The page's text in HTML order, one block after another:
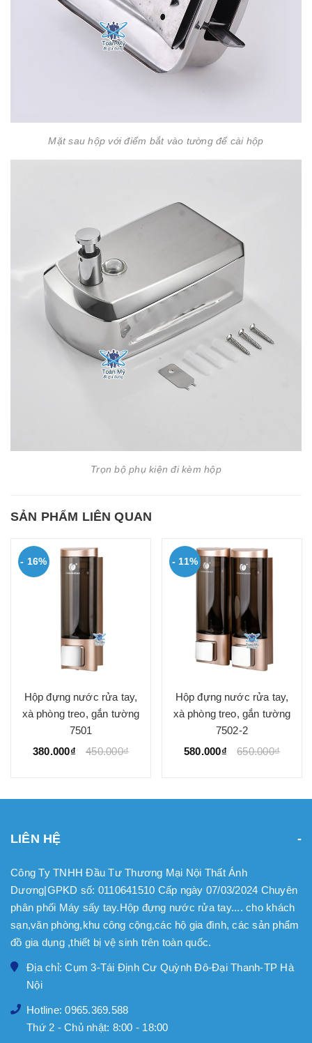
Mặt sau hộp với điểm bắt vào tường để cài hộp
Trọn bộ phụ kiện đi kèm hộp
SẢN PHẨM LIÊN QUAN
- 16%
Hộp đựng nước rửa tay,
xà phòng treo, gắn tường
7501
380.000₫
450.000₫
- 11%
Hộp đựng nước rửa tay,
xà phòng treo, gắn tường
7502-2
580.000₫
650.000₫
LIÊN HỆ
Công Ty TNHH Đầu Tư Thương Mại Nội Thất Ánh
Dương|GPKD số: 0110641510 Cấp ngày 07/03/2024 Chuyên
phân phối Máy sấy tay.Hộp đựng nước rửa tay.... cho khách
sạn,văn phòng,khu công cộng,các hộ gia đình, các sản phẩm
đồ gia dụng ,thiết bị vệ sinh trên toàn quốc.
Địa chỉ: Cụm 3-Tái Định Cư Quỳnh Đô-Đại Thanh-TP Hà
Nội
Hotline: 0965.369.588
Thứ 2 - Chủ nhật: 8:00 - 18:00